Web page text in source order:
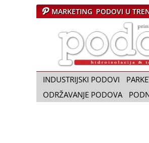
MARKETING PODOVI U
a
p
i
P
INDUSTRIJSKI PODOVI
ODRŽAVANJE PODOVA